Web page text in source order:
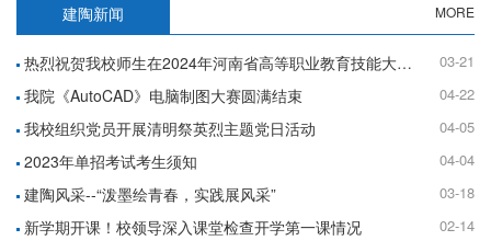
建陶新闻 MORE
热烈祝贺我校师生在2024年河南省高等职业教育技能大赛中喜获佳绩 03-21
我院《AutoCAD》电脑制图大赛圆满结束 04-22
我校组织党员开展清明祭英烈主题党日活动 04-05
2023年单招考试考生须知 04-04
建陶风采--“泼墨绘青春，实践展风采” 03-18
新学期开课！校领导深入课堂检查开学第一课情况 02-14